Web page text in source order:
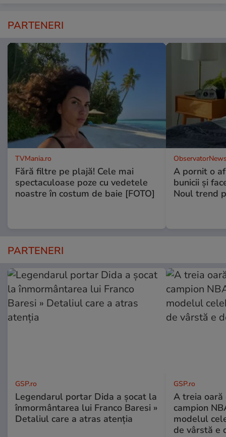
PARTENERI
TVMania.ro
Fără filtre pe plajă! Cele mai
spectaculoase poze cu vedetele
noastre în costum de baie [FOTO]
A pornit o
bunicii şi
Noul trend
PARTENERI
GSP.ro
Legendarul portar Dida a șocat la
înmormântarea lui Franco Baresi »
Detaliul care a atras atenția
GSP.ro
A treia oară
campion
modelul
de vârstă e